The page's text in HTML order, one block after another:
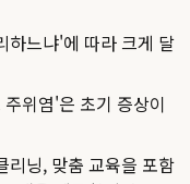
하느냐'에 따라 크게 달
위염'은 초기 증상이
리닝, 맞춤 교육을 포함